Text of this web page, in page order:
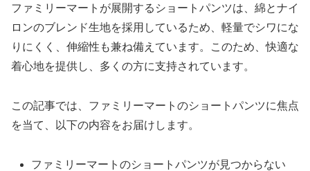
ファミリーマートが展開するショートパンツは、綿とナイ
ロンのブレンド生地を採用しているため、軽量でシワにな
りにくく、伸縮性も兼ね備えています。このため、快適な
着心地を提供し、多くの方に支持されています。
この記事では、ファミリーマートのショートパンツに焦点
を当て、以下の内容をお届けします。
ファミリーマートのショートパンツが見つからない